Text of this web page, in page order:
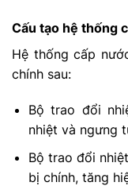
Cấu tạo hệ thống
Hệ thống cấp
chính sau:
Bộ trao đổi
nhiệt và ngưng
Bộ trao đổi
bị chính, tăng